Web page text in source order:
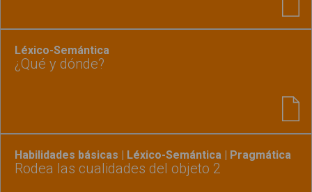
Léxico-Semántica
¿Qué y dónde?
Habilidades básicas | Léxico-Semántica | Pragmática
Rodea las cualidades del objeto 2